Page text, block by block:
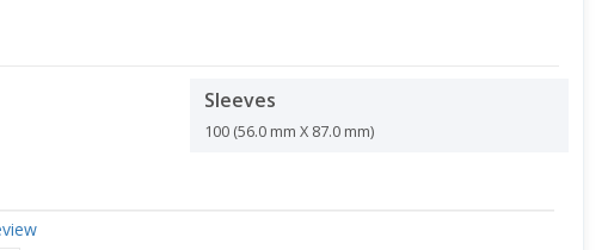
Sleeves
100 (56.0 mm X 87.0 mm)